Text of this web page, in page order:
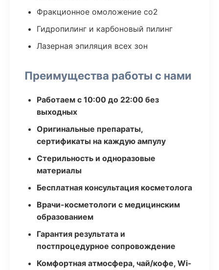
Фракционное омоложение co2
Гидропилинг и карбоновый пилинг
Лазерная эпиляция всех зон
Преимущества работы с нами
Работаем с 10:00 до 22:00 без
выходных
Оригинальные препараты,
сертификаты на каждую ампулу
Стерильность и одноразовые
материалы
Бесплатная консультация косметолога
Врачи-косметологи с медицинским
образованием
Гарантия результата и
постпроцедурное сопровождение
Комфортная атмосфера, чай/кофе, Wi-